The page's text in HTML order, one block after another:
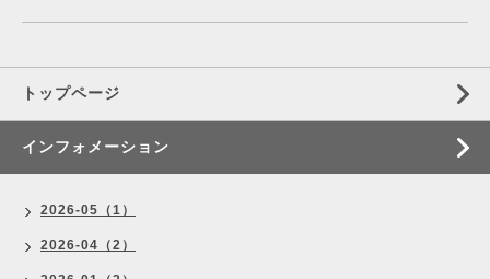
トップページ
インフォメーション
2026-05（1）
2026-04（2）